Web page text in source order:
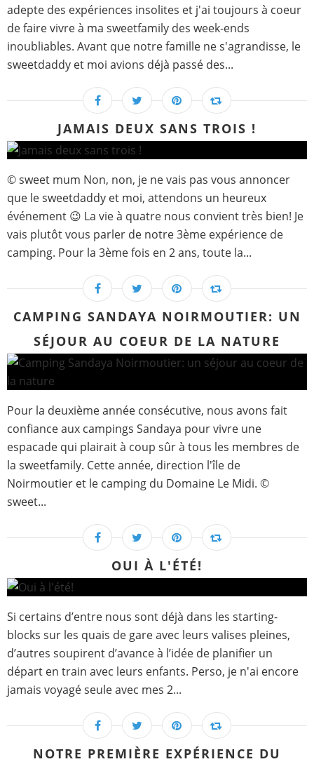
adepte des expériences insolites et j'ai toujours à coeur
de faire vivre à ma sweetfamily des week-ends
inoubliables. Avant que notre famille ne s'agrandisse, le
sweetdaddy et moi avions déjà passé des...
JAMAIS DEUX SANS TROIS !
© sweet mum Non, non, je ne vais pas vous annoncer
que le sweetdaddy et moi, attendons un heureux
événement 😉 La vie à quatre nous convient très bien! Je
vais plutôt vous parler de notre 3ème expérience de
camping. Pour la 3ème fois en 2 ans, toute la...
CAMPING SANDAYA NOIRMOUTIER: UN
SÉJOUR AU COEUR DE LA NATURE
Pour la deuxième année consécutive, nous avons fait
confiance aux campings Sandaya pour vivre une
espacade qui plairait à coup sûr à tous les membres de
la sweetfamily. Cette année, direction l'île de
Noirmoutier et le camping du Domaine Le Midi. ©
sweet...
OUI À L'ÉTÉ!
Si certains d’entre nous sont déjà dans les starting-
blocks sur les quais de gare avec leurs valises pleines,
d’autres soupirent d’avance à l’idée de planifier un
départ en train avec leurs enfants. Perso, je n'ai encore
jamais voyagé seule avec mes 2...
NOTRE PREMIÈRE EXPÉRIENCE DU